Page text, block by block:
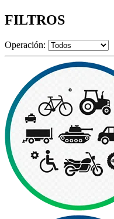
FILTROS
Operación: